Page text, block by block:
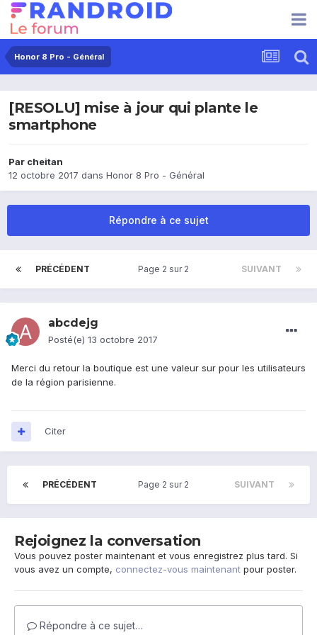
Honor 8 Pro - Général
[RESOLU] mise à jour qui plante le
smartphone
Par cheitan
12 octobre 2017 dans Honor 8 Pro - Général
Répondre à ce sujet
PRÉCÉDENT SUIVANT
Page 2 sur 2
abcdejg
Posté(e) 13 octobre 2017
Merci du retour la boutique est une valeur sur pour les utilisateurs
de la région parisienne.
Citer
PRÉCÉDENT SUIVANT
Page 2 sur 2
Rejoignez la conversation
Vous pouvez poster maintenant et vous enregistrez plus tard. Si
vous avez un compte, connectez-vous maintenant pour poster.
Répondre à ce sujet…